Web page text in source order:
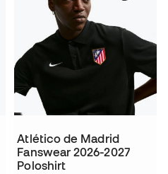
Atlético de Madrid
Fanswear 2026-2027
Poloshirt